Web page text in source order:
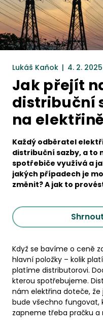
Lukáš Kaňok | 4. 2. 2025
Jak přejít
distribuční
na
Každý odběratel
distribuční sazby, a to
spotřebiče využívá a
jakých případech je
změnit? A jak to
Když se bavíme o ceně
hlavní položky – kolik
platíme distributorovi.
kterou spotřebujeme.
nám elektřina doteče,
bude všechno fungovat,
zapneme třeba pračku a